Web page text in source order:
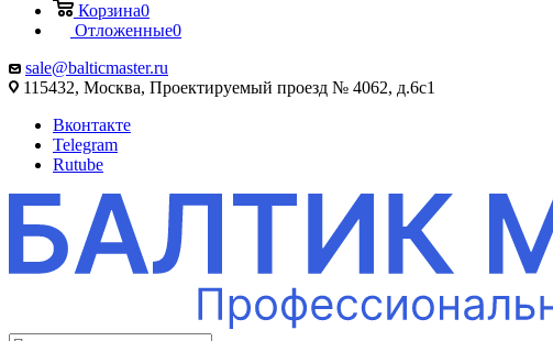
Корзина0
Отложенные0
sale@balticmaster.ru
115432, Москва, Проектируемый проезд № 4062, д.6с1
Вконтакте
Telegram
Rutube